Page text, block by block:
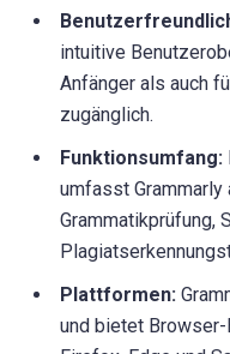
intuitive
Anfänger als auch
zugänglich.
Funktionsumfang:
umfasst
Grammatikprüfung,
Plattformen:
und bietet Browser-